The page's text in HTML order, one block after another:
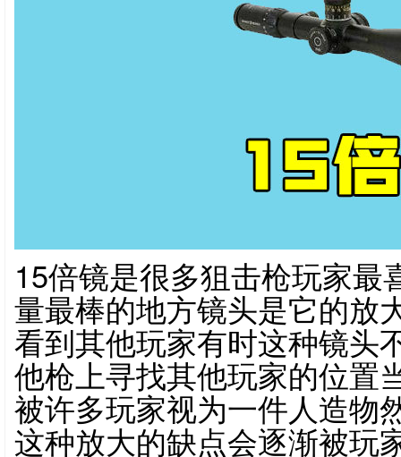
15倍镜是很多狙击枪玩家
量最棒的地方镜头是它的放
看到其他玩家有时这种镜头
他枪上寻找其他玩家的位置
被许多玩家视为一件人造物
这种放大的缺点会逐渐被玩